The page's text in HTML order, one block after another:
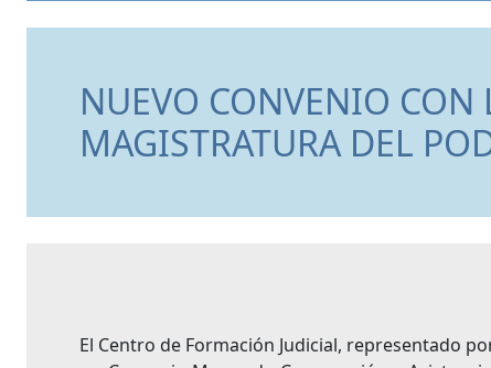
NUEVO CONVENIO CON
MAGISTRATURA DEL
El Centro de Formación Judicial, representado